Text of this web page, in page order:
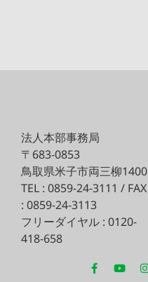
法人本部事務局
〒683-0853
鳥取県米子市両三柳1400
TEL : 0859-24-3111 / FAX
: 0859-24-3113
フリーダイヤル : 0120-
418-658